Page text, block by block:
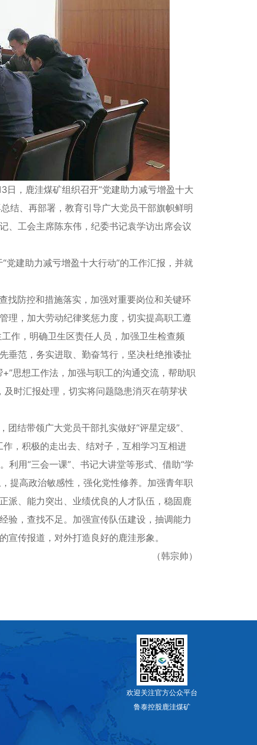
，鹿洼煤矿组织召开“党建助力减亏增盈十大
结、再部署，教育引导广大党员干部旗帜鲜明
、工会主席陈东伟，纪委书记袁学访出席会议
建助力减亏增盈十大行动”的工作汇报，并就
防控和措施落实，加强对重要岗位和关键环
理，加大劳动纪律奖惩力度，切实提高职工遵
作，明确卫生区责任人员，加强卫生检查频
垂范，务实进取、勤奋笃行，坚决杜绝推诿扯
思想工作法，加强与职工的沟通交流，帮助职
及时汇报处理，切实将问题隐患消灭在萌芽状
结带领广大党员干部扎实做好“评星定级”、
，积极的走出去、结对子，互相学习互相进
利用“三会一课”、书记大讲堂等形式、借助“学
提高政治敏感性，强化党性修养。加强青年职
派、能力突出、业绩优良的人才队伍，稳固鹿
验，查找不足。加强宣传队伍建设，抽调能力
传报道，对外打造良好的鹿洼形象。
（韩宗帅）
欢迎关注官方公众平台
鲁泰控股鹿洼煤矿